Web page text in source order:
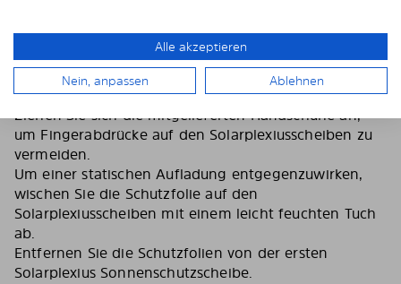
3. Entfernen Sie die Schutzfolien
Ziehen Sie sich die mitgelieferten Handschuhe an,
um Fingerabdrücke auf den Solarplexiusscheiben zu
vermeiden.
Um einer statischen Aufladung entgegenzuwirken,
wischen Sie die Schutzfolie auf den
Solarplexiusscheiben mit einem leicht feuchten Tuch
ab.
Entfernen Sie die Schutzfolien von der ersten
Solarplexius Sonnenschutzscheibe.
Alle akzeptieren
Nein, anpassen Ablehnen